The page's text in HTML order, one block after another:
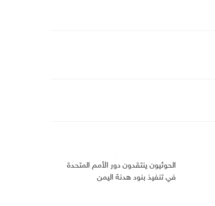
الحوثيون ينتقدون دور الأمم المتحدة
في تنفيذ بنود هدنة اليمن